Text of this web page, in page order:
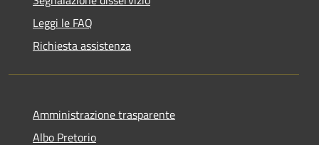
Leggi le FAQ
Richiesta assistenza
Amministrazione trasparente
Albo Pretorio